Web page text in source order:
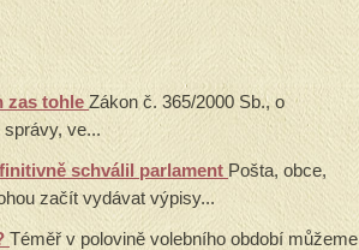
zas tohle Zákon č. 365/2000 Sb., o
ve...
schválil parlament Pošta, obce,
začít vydávat výpisy...
Téměř v polovině volebního období můžeme